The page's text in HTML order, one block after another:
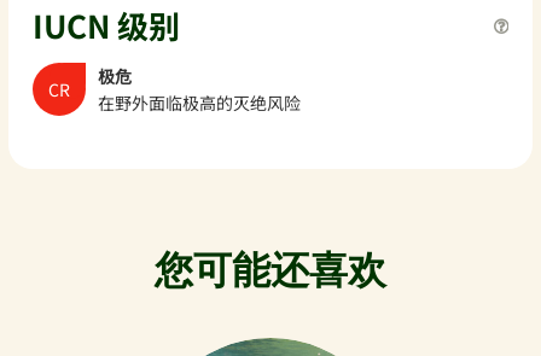
IUCN 级别
CR
极危
在野外面临极高的灭绝风险
您可能还喜欢